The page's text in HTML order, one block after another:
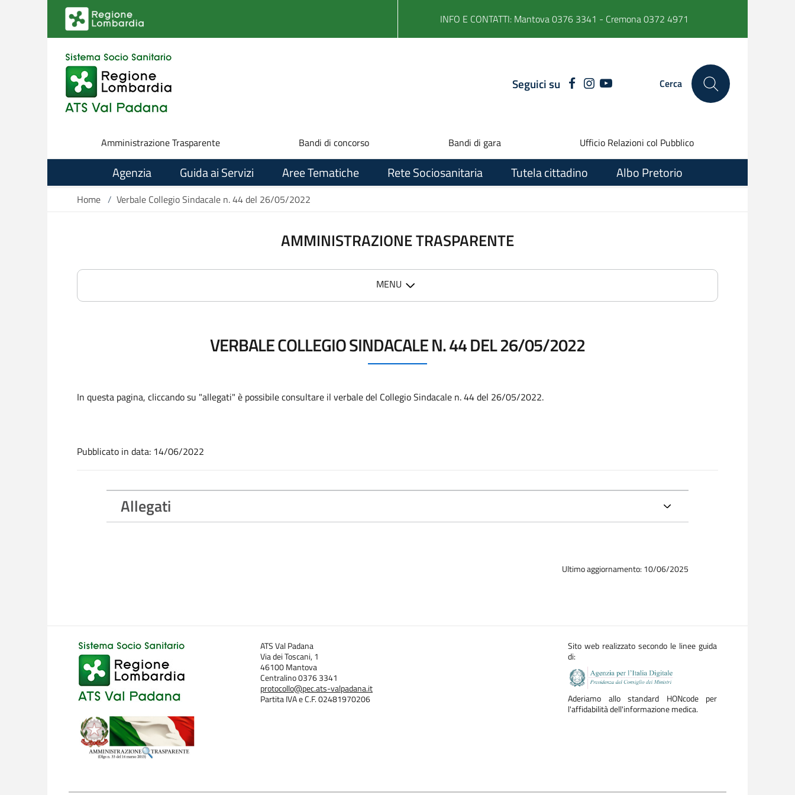
Salta al contenuto principale
INFO E CONTATTI: Mantova 0376 3341 - Cremona 0372 4971
Seguici suFACEBOOKINSTAGRAM
YOUTUBE Cerca
Amministrazione Trasparente Bandi di concorso Bandi di gara Ufficio Relazioni col Pubblico
Agenzia Guida ai Servizi Aree Tematiche Rete Sociosanitaria Tutela cittadino Albo Pretorio
Home / Verbale Collegio Sindacale n. 44 del 26/05/2022
AMMINISTRAZIONE TRASPARENTE
MENU
VERBALE COLLEGIO SINDACALE N. 44 DEL 26/05/2022
In questa pagina, cliccando su "allegati" è possibile consultare il verbale del Collegio Sindacale n. 44 del 26/05/2022.
Pubblicato in data: 14/06/2022
Allegati
Ultimo aggiornamento: 10/06/2025
ATS Val Padana
Via dei Toscani, 1
46100 Mantova
Centralino 0376 3341
protocollo@pec.ats-valpadana.it
Partita IVA e C.F. 02481970206
Sito web realizzato secondo le linee guida
di:
Aderiamo allo standard HONcode per
l'affidabilità dell'informazione medica.